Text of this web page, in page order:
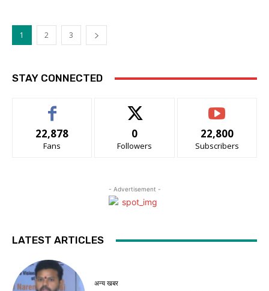
1 2 3
STAY CONNECTED
22,878
Fans
0
Followers
22,800
Subscribers
- Advertisement -
LATEST ARTICLES
अन्य खबर